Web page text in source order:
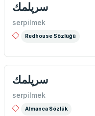
سرپلمك
serpilmek
Redhouse Sözlüğü
سرپلمك
serpilmek
Almanca Sözlük